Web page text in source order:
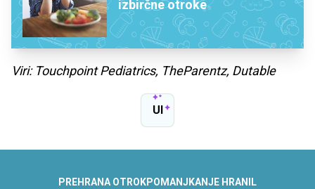
izbirčne otroke
Viri: Touchpoint Pediatrics, TheParentz, Dutable
UI
PREHRANA OTROKPOMANJKANJE HRANIL